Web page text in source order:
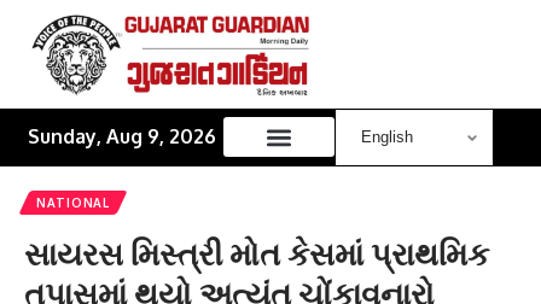
Sunday, Aug 9, 2026
NATIONAL
સાયરસ મિસ્ત્રી મોત કેસમાં પ્રાથમિક
તપાસમાં થયો અત્યંત ચોંકાવનારો